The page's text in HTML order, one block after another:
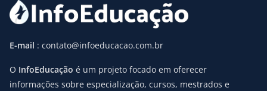
E-mail : contato@infoeducacao.com.br
O InfoEducação é um projeto focado em oferecer
informações sobre especialização, cursos, mestrados e